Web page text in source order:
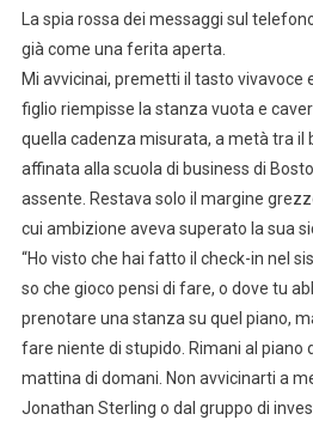
La spia rossa dei messaggi sul
già come una ferita aperta.
Mi avvicinai, premetti il tasto vivavoce
figlio riempisse la stanza vuota e
quella cadenza misurata, a metà tra il
affinata alla scuola di business di
assente. Restava solo il margine
cui ambizione aveva superato la sua
“Ho visto che hai fatto il check-in nel
so che gioco pensi di fare, o dove tu
prenotare una stanza su quel piano,
fare niente di stupido. Rimani al piano
mattina di domani. Non avvicinarti a
Jonathan Sterling o dal gruppo di